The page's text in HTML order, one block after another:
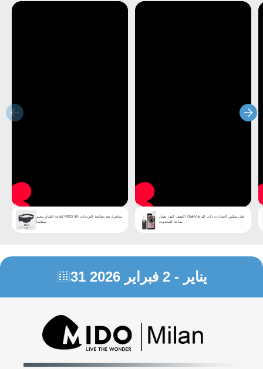
كفاءة القيام بتعبير MGD مباشرة بعد معالجة الترددات اللا
سلكية1
اكتشف كيف يعمل QuikVue على تمكين العيادات ذات الم
ساحة المحدودة
 31 يناير - 2 فبراير 2026